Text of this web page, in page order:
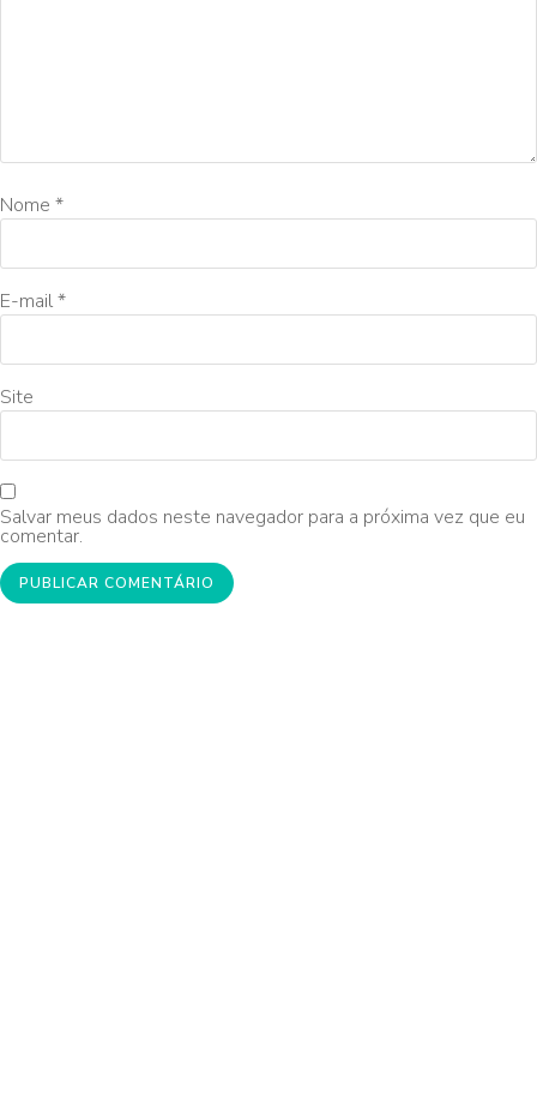
Nome *
E-mail*
Site
Salvar meus dados neste navegador para a próxima vez que eu
comentar.